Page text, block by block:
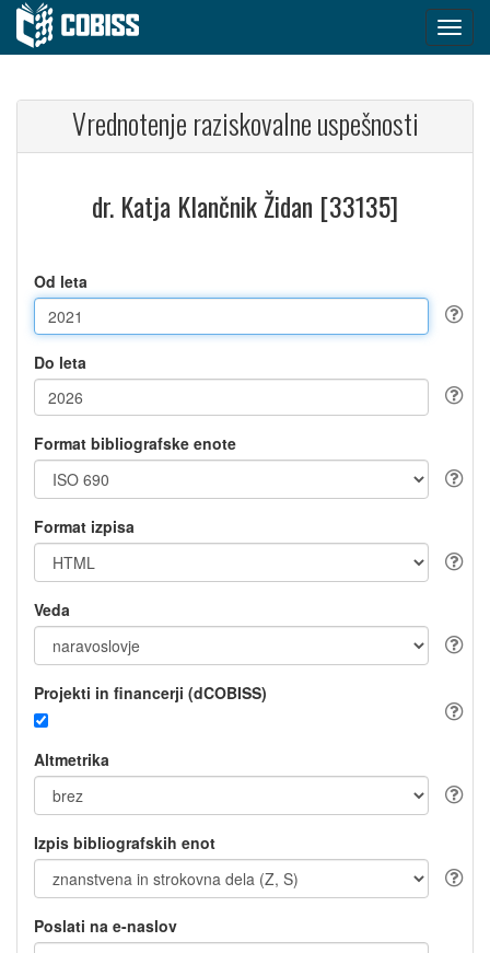
Vrednotenje raziskovalne uspešnosti
dr. Katja Klančnik Židan [33135]
Od leta
Do leta
Format bibliografske enote
Format izpisa
Veda
Projekti in financerji (dCOBISS)
Altmetrika
Izpis bibliografskih enot
Poslati na e-naslov